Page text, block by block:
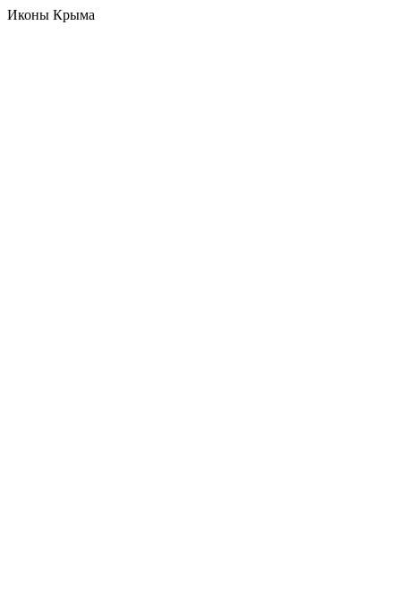
Иконы Крыма